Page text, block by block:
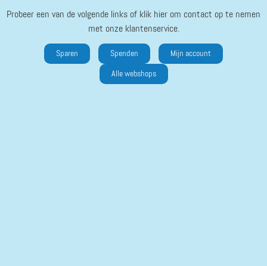
Probeer een van de volgende links of klik hier om contact op te nemen
met onze klantenservice.
Sparen Spenden Mijn account
Alle webshops